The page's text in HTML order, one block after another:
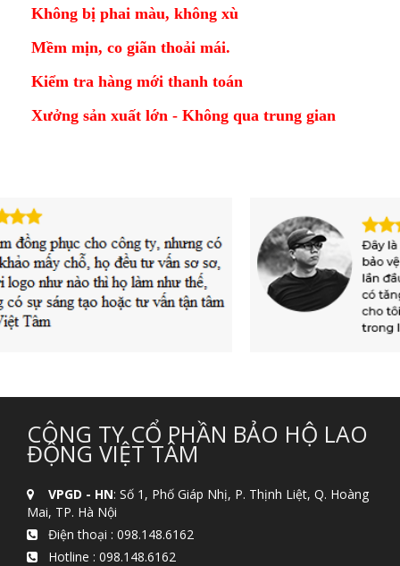
Không bị phai màu, không xù
Mềm mịn, co giãn thoải mái.
Kiểm tra hàng mới thanh toán
Xưởng sản xuất lớn - Không qua trung gian
CÔNG TY CỔ PHẦN BẢO HỘ LAO
ĐỘNG VIỆT TÂM
VPGD - HN: Số 1, Phố Giáp Nhị, P. Thịnh Liệt, Q. Hoàng
Mai, TP. Hà Nội
Điện thoại : 098.148.6162
Hotline : 098.148.6162